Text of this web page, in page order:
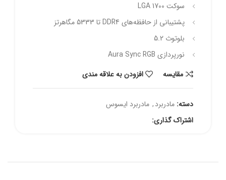
سوکت LGA 1700
پشتیبانی از حافظه‌های DDR4 تا 5333 مگاهرتز
بلوتوث 5.2
نورپردازی Aura Sync RGB
مقايسه
افزودن به علاقه مندی
دسته: مادربرد, مادربرد ایسوس
اشتراک گذاری: